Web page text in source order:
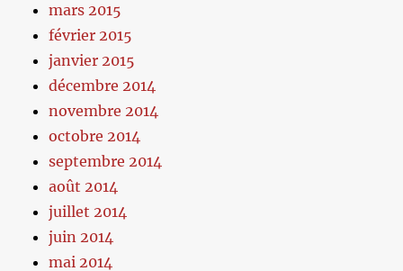
mars 2015
février 2015
janvier 2015
décembre 2014
novembre 2014
octobre 2014
septembre 2014
août 2014
juillet 2014
juin 2014
mai 2014